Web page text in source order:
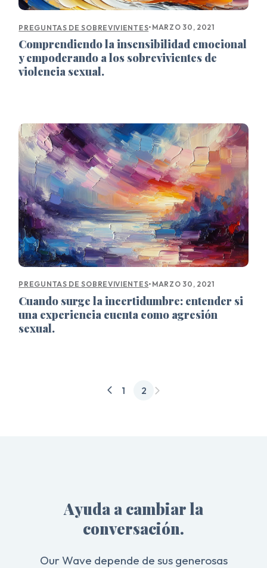
PREGUNTAS DE SOBREVIVIENTES• MARZO 30, 2021
Comprendiendo la insensibilidad emocional
y empoderando a los sobrevivientes de
violencia sexual.
PREGUNTAS DE SOBREVIVIENTES• MARZO 30, 2021
Cuando surge la incertidumbre: entender si
una experiencia cuenta como agresión
sexual.
1 2
Ayuda a cambiar la
conversación.
Our Wave depende de sus generosas